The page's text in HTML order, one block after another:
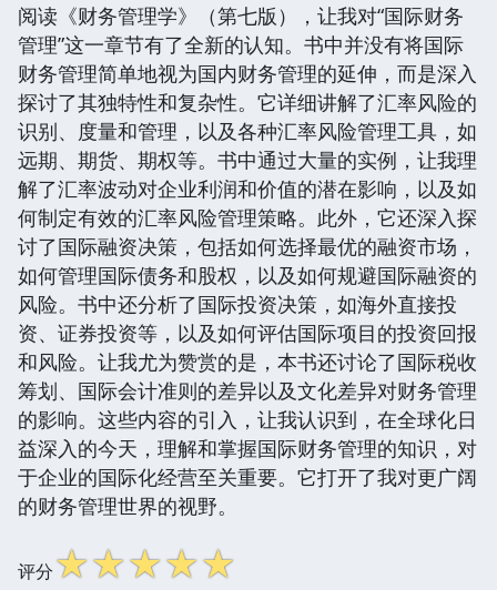
阅读《财务管理学》（第七版），让我对“国际财务
管理”这一章节有了全新的认知。书中并没有将国际
财务管理简单地视为国内财务管理的延伸，而是深入
探讨了其独特性和复杂性。它详细讲解了汇率风险的
识别、度量和管理，以及各种汇率风险管理工具，如
远期、期货、期权等。书中通过大量的实例，让我理
解了汇率波动对企业利润和价值的潜在影响，以及如
何制定有效的汇率风险管理策略。此外，它还深入探
讨了国际融资决策，包括如何选择最优的融资市场，
如何管理国际债务和股权，以及如何规避国际融资的
风险。书中还分析了国际投资决策，如海外直接投
资、证券投资等，以及如何评估国际项目的投资回报
和风险。让我尤为赞赏的是，本书还讨论了国际税收
筹划、国际会计准则的差异以及文化差异对财务管理
的影响。这些内容的引入，让我认识到，在全球化日
益深入的今天，理解和掌握国际财务管理的知识，对
于企业的国际化经营至关重要。它打开了我对更广阔
的财务管理世界的视野。
评分☆☆☆☆☆